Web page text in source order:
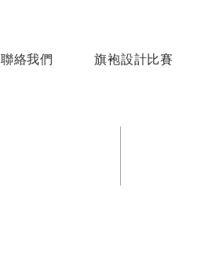
聯絡我們 旗袍設計比賽